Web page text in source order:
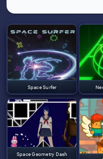
Space Surfer
Space Geometry Dash